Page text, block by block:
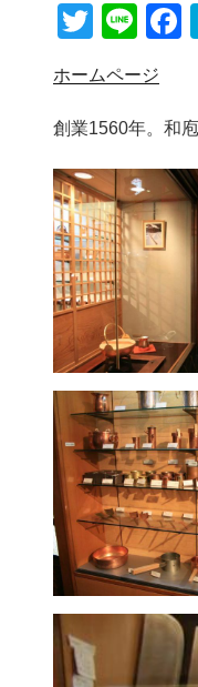
T
wi
tt
er
Li
n
e
k
ホームページ
創業1560年。和